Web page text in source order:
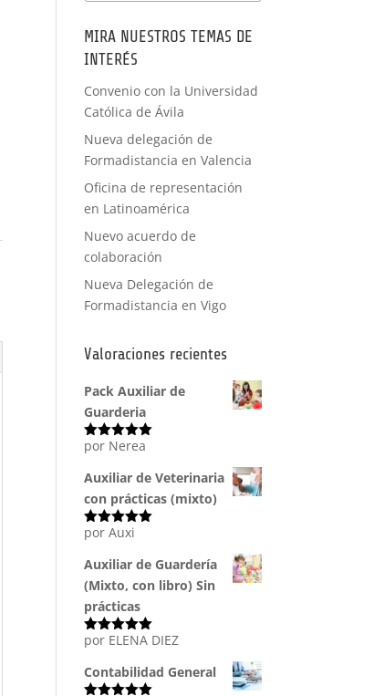
MIRA NUESTROS TEMAS DE
INTERÉS
Convenio con la Universidad
Católica de Ávila
Nueva delegación de
Formadistancia en Valencia
Oficina de representación
en Latinoamérica
Nuevo acuerdo de
colaboración
Nueva Delegación de
Formadistancia en Vigo
Valoraciones recientes
Pack Auxiliar de
Guarderia
Valorado
por Nerea
Auxiliar de Veterinaria
con prácticas (mixto)
Valorado
por Auxi
Auxiliar de Guardería
(Mixto, con libro) Sin
prácticas
Valorado
por ELENA DIEZ
Contabilidad General